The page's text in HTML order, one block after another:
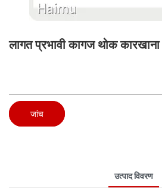
लागत प्रभावी कागज थोक कारखाना
जांच
उत्पाद विवरण